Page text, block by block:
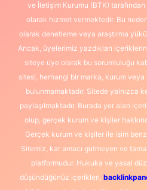
ve İletişim Kurumu (BTK) tarafından
olarak hizmet vermektedir. Bu
olarak denetleme veya araştırma
Ancak, üyelerimiz yazdıkları
siteye üye olarak bu sorumluluğu
sitesi, herhangi bir marka, kurum veya
bulunmamaktadır. Sitede yalnızca
paylaşılmaktadır. Burada yer alan
olup, gerçek kurum ve kişiler
Gerçek kurum ve kişiler ile isim
Sitemiz, kar amacı gütmeyen ve
platformudur. Hukuka ve yasal
düşündüğünüz içerikleri,